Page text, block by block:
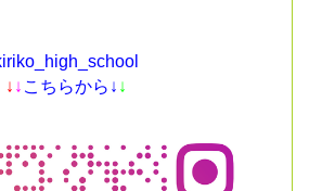
↓ ↓ こちらから↓ ↓